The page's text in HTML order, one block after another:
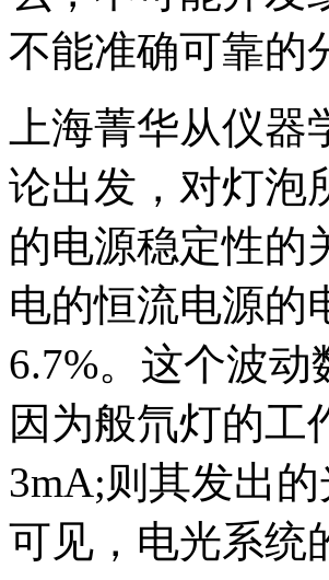
不能准确可靠的
上海菁华从仪
论出发，对灯泡
的电源稳定性的
电的恒流电源的
6.7%。这个波
因为般氘灯的工
3mA;则其发出
可见，电光系统